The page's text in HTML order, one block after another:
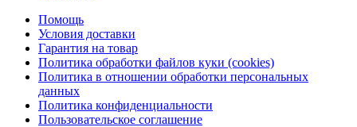
Помощь
Условия доставки
Гарантия на товар
Политика обработки файлов куки (cookies)
Политика в отношении обработки персональных
данных
Политика конфиденциальности
Пользовательское соглашение